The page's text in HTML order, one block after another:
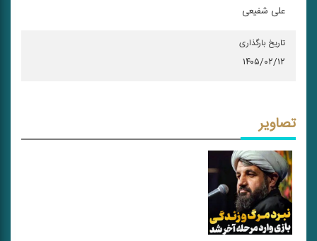
علی شفیعی
تاریخ بارگذاری
۱۴۰۵/۰۲/۱۲
تصاویر